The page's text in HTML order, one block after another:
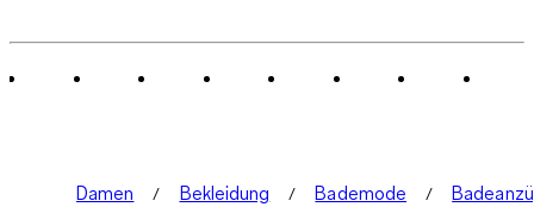
Damen Bekleidung Bademode